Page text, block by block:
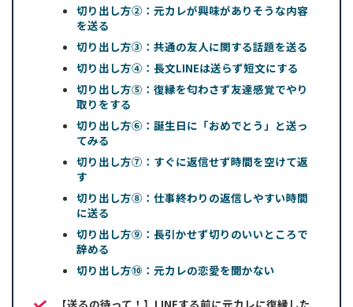
切り出し方②：元カレが興味がありそうな内容
を送る
切り出し方③：共通の友人に関する話題を送る
切り出し方④：長文LINEは送らず短文にする
切り出し方⑤：復縁を匂わさず友達感覚でやり
取りをする
切り出し方⑥：誕生日に「おめでとう」と送っ
てみる
切り出し方⑦：すぐに返信せず時間を空けて返
す
切り出し方⑧：仕事終わりの返信しやすい時間
に送る
切り出し方⑨：長引かせず切りのいいところで
辞める
切り出し方⑩：元カレの恋愛を聞かない